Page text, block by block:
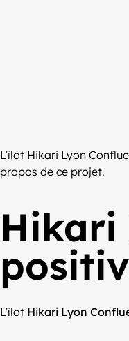
L’îlot Hikari Lyon
propos de ce projet.
Hikari
L’îlot Hikari Lyon